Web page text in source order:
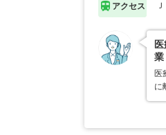
アクセス
業
医
に